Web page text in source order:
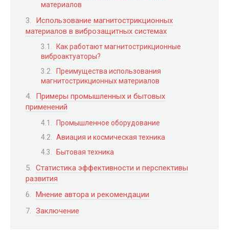
материалов
Использование магнитострикционных
материалов в виброзащитных системах
Как работают магнитострикционные
виброактуаторы?
Преимущества использования
магнитострикционных материалов
Примеры промышленных и бытовых
применений
Промышленное оборудование
Авиация и космическая техника
Бытовая техника
Статистика эффективности и перспективы
развития
Мнение автора и рекомендации
Заключение